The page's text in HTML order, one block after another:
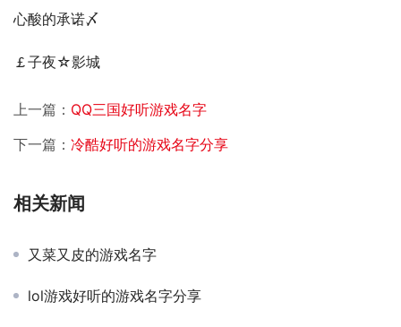
心酸的承诺〆
￡子夜☆影城
上一篇： QQ三国好听游戏名字
下一篇： 冷酷好听的游戏名字分享
相关新闻
又菜又皮的游戏名字
lol游戏好听的游戏名字分享